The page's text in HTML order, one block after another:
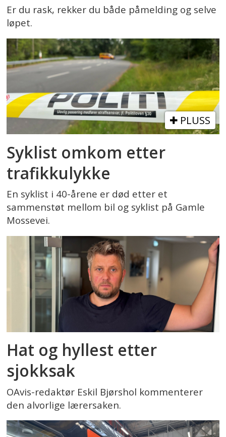
Er du rask, rekker du både påmelding og selve
løpet.
PLUSS
Syklist omkom etter
trafikkulykke
En syklist i 40-årene er død etter et
sammenstøt mellom bil og syklist på Gamle
Mossevei.
Hat og hyllest etter
sjokksak
OAvis-redaktør Eskil Bjørshol kommenterer
den alvorlige lærersaken.